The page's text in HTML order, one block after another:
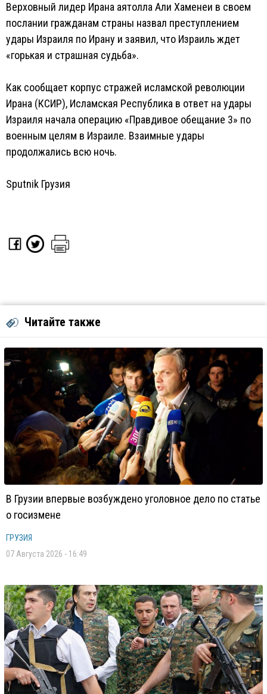
Верховный лидер Ирана аятолла Али Хаменеи в своем
послании гражданам страны назвал преступлением
удары Израиля по Ирану и заявил, что Израиль ждет
«горькая и страшная судьба».
Как сообщает корпус стражей исламской революции
Ирана (КСИР), Исламская Республика в ответ на удары
Израиля начала операцию «Правдивое обещание 3» по
военным целям в Израиле. Взаимные удары
продолжались всю ночь.
Sputnik Грузия
Читайте также
В Грузии впервые возбуждено уголовное дело по статье
о госизмене
ГРУЗИЯ
07 Августа 2026 - 16:49